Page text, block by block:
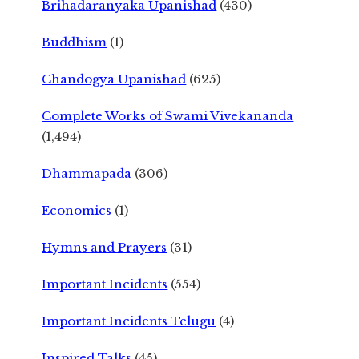
Brihadaranyaka Upanishad (430)
Buddhism (1)
Chandogya Upanishad (625)
Complete Works of Swami Vivekananda
(1,494)
Dhammapada (306)
Economics (1)
Hymns and Prayers (31)
Important Incidents (554)
Important Incidents Telugu (4)